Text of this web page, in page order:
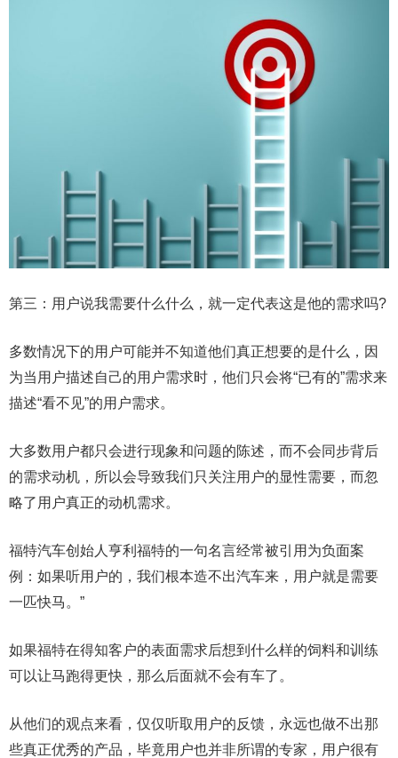
第三：用户说我需要什么什么，就一定代表这是他的需求吗?
多数情况下的用户可能并不知道他们真正想要的是什么，因
为当用户描述自己的用户需求时，他们只会将“已有的”需求来
描述“看不见”的用户需求。
大多数用户都只会进行现象和问题的陈述，而不会同步背后
的需求动机，所以会导致我们只关注用户的显性需要，而忽
略了用户真正的动机需求。
福特汽车创始人亨利福特的一句名言经常被引用为负面案
例：如果听用户的，我们根本造不出汽车来，用户就是需要
一匹快马。”
如果福特在得知客户的表面需求后想到什么样的饲料和训练
可以让马跑得更快，那么后面就不会有车了。
从他们的观点来看，仅仅听取用户的反馈，永远也做不出那
些真正优秀的产品，毕竟用户也并非所谓的专家，用户很有